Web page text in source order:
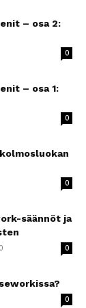
– osa 2:
0
– osa 1:
0
0
säännöt ja
0
0